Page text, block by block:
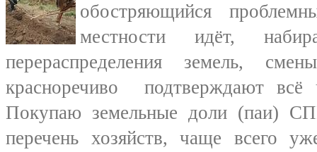
обостряющийся
местности идёт,
перераспределения земель,
красноречиво
подтверждают всё
Покупаю земельные доли (паи)
перечень хозяйств, чаще всего